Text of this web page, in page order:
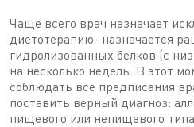
Чаще всего врач назначает
диетотерапию- назначается
гидролизованных белков (с
на несколько недель. В этот
соблюдать все предписания
поставить верный диагноз:
пищевого или непищевого